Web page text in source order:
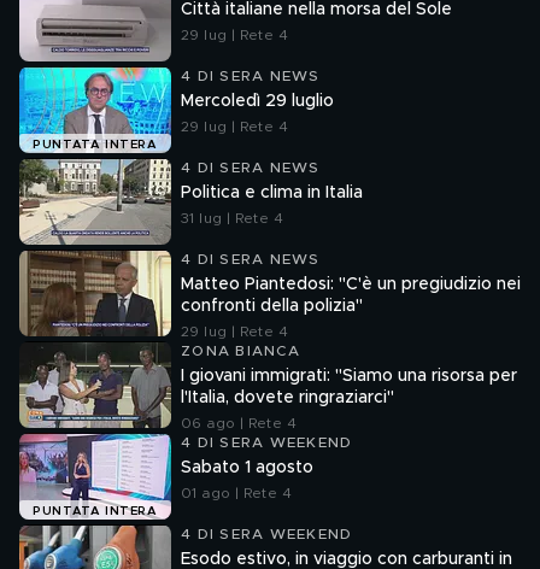
Città italiane nella morsa del Sole
29 lug | Rete 4
PUNTATA INTERA
4 DI SERA NEWS
Mercoledì 29 luglio
29 lug | Rete 4
4 DI SERA NEWS
Politica e clima in Italia
31 lug | Rete 4
4 DI SERA NEWS
Matteo Piantedosi: "C'è un pregiudizio nei
confronti della polizia"
29 lug | Rete 4
ZONA BIANCA
I giovani immigrati: "Siamo una risorsa per
l'Italia, dovete ringraziarci"
06 ago | Rete 4
PUNTATA INTERA
4 DI SERA WEEKEND
Sabato 1 agosto
01 ago | Rete 4
4 DI SERA WEEKEND
Esodo estivo, in viaggio con carburanti in